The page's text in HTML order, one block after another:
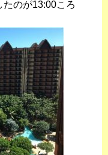
のが13:00ころ